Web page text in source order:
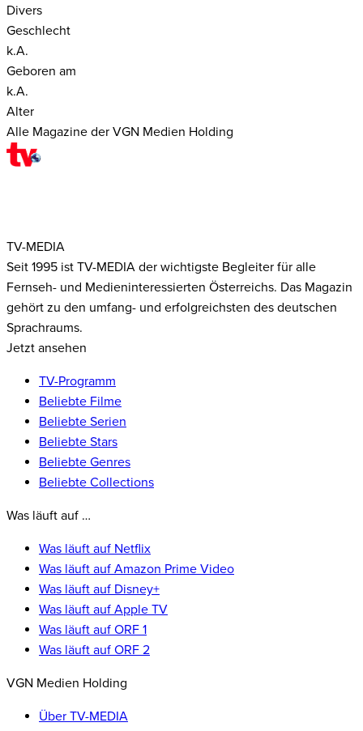
Divers
Geschlecht
k.A.
Geboren am
k.A.
Alter
Alle Magazine der VGN Medien Holding
TV-MEDIA
Seit 1995 ist TV-MEDIA der wichtigste Begleiter für alle
Fernseh- und Medieninteressierten Österreichs. Das Magazin
gehört zu den umfang- und erfolgreichsten des deutschen
Sprachraums.
Jetzt ansehen
TV-Programm
Beliebte Filme
Beliebte Serien
Beliebte Stars
Beliebte Genres
Beliebte Collections
Was läuft auf …
Was läuft auf Netflix
Was läuft auf Amazon Prime Video
Was läuft auf Disney+
Was läuft auf Apple TV
Was läuft auf ORF 1
Was läuft auf ORF 2
VGN Medien Holding
Über TV-MEDIA